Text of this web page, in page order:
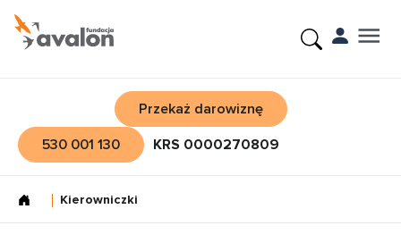
Przekaż darowiznę
530 001 130
KRS 0000270809
Kierowniczki